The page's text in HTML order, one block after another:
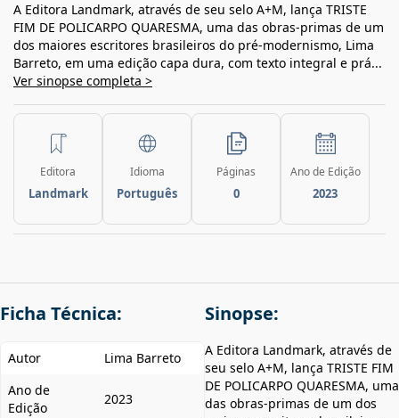
A Editora Landmark, através de seu selo A+M, lança TRISTE
FIM DE POLICARPO QUARESMA, uma das obras-primas de um
dos maiores escritores brasileiros do pré-modernismo, Lima
Barreto, em uma edição capa dura, com texto integral e prá...
Ver sinopse completa >
Editora
Landmark
Idioma
Português
Páginas
0
Ano de Edição
2023
Ficha Técnica:
Autor
Lima Barreto
Ano de
Edição
2023
Sinopse:
A Editora Landmark, através de
seu selo A+M, lança TRISTE FIM
DE POLICARPO QUARESMA, uma
das obras-primas de um dos